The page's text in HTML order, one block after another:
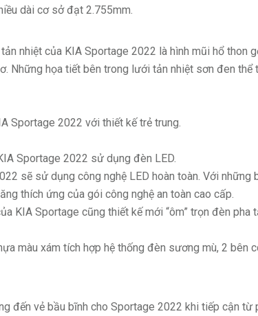
dài cơ sở đạt 2.755mm.
nhiệt của KIA Sportage 2022 là hình mũi hổ thon
Những họa tiết bên trong lưới tản nhiệt sơn đen thể
Sportage 2022 với thiết kế trẻ trung.
Sportage 2022 sử dụng đèn LED.
sẽ sử dụng công nghệ LED hoàn toàn. Với những
thích ứng của gói công nghệ an toàn cao cấp.
KIA Sportage cũng thiết kế mới “ôm” trọn đèn pha
màu xám tích hợp hệ thống đèn sương mù, 2 bên
đến vẻ bầu bĩnh cho Sportage 2022 khi tiếp cận từ